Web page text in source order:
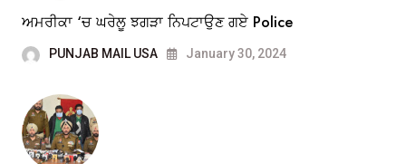
ਅਮਰੀਕਾ ‘ਚ ਘਰੇਲੂ ਝਗੜਾ ਨਿਪਟਾਉਣ ਗਏ Police
PUNJAB MAIL USA January 30, 2024